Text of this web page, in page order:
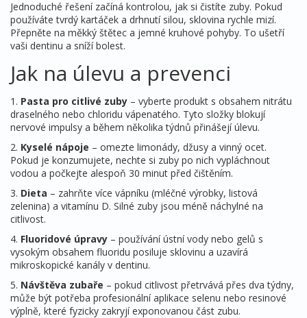
Jednoduché řešení začíná kontrolou, jak si čistíte zuby. Pokud
používáte tvrdý kartáček a drhnutí silou, sklovina rychle mizí.
Přepněte na měkký štětec a jemné kruhové pohyby. To ušetří
vaši dentinu a sníží bolest.
Jak na úlevu a prevenci
1. Pasta pro citlivé zuby – vyberte produkt s obsahem nitrátu
draselného nebo chloridu vápenatého. Tyto složky blokují
nervové impulsy a během několika týdnů přinášejí úlevu.
2. Kyselé nápoje – omezte limonády, džusy a vinný ocet.
Pokud je konzumujete, nechte si zuby po nich vypláchnout
vodou a počkejte alespoň 30 minut před čištěním.
3. Dieta – zahrňte více vápníku (mléčné výrobky, listová
zelenina) a vitamínu D. Silné zuby jsou méně náchylné na
citlivost.
4. Fluoridové úpravy – používání ústní vody nebo gelů s
vysokým obsahem fluoridu posiluje sklovinu a uzavírá
mikroskopické kanály v dentinu.
5. Návštěva zubaře – pokud citlivost přetrvává přes dva týdny,
může být potřeba profesionální aplikace selenu nebo resinové
výplně, které fyzicky zakryjí exponovanou část zubu.